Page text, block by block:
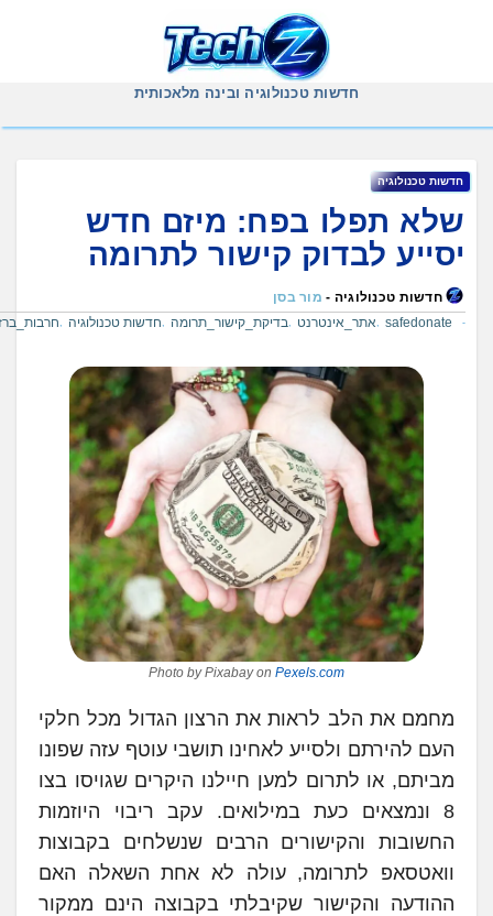
חדשות טכנולוגיה ובינה מלאכותית
חדשות טכנולוגיה
שלא תפלו בפח: מיזם חדש
יסייע לבדוק קישור לתרומה
חדשות טכנולוגיה -מור בסן
safedonate
,אתר_אינטרנט ,בדיקת_קישור_תרומה ,חדשות טכנולוגיה ,חרבות_ברזל
Photo by Pixabay onPexels.com
מחמם את הלב לראות את הרצון הגדול מכל חלקי
העם להירתם ולסייע לאחינו תושבי עוטף עזה שפונו
מביתם, או לתרום למען חיילנו היקרים שגויסו בצו
8 ונמצאים כעת במילואים. עקב ריבוי היוזמות
החשובות והקישורים הרבים שנשלחים בקבוצות
וואטסאפ לתרומה, עולה לא אחת השאלה האם
ההודעה והקישור שקיבלתי בקבוצה הינם ממקור